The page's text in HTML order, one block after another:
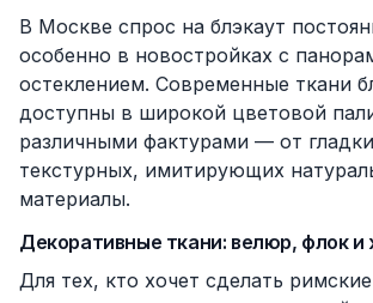
В Москве спрос на блэкаут
особенно в новостройках с
остеклением. Современные ткани
доступны в широкой цветовой
различными фактурами — от
текстурных, имитирующих
материалы.
Декоративные ткани: велюр, флок и
Для тех, кто хочет сделать